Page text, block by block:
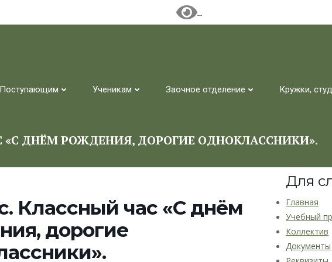
Поступающим Ученикам Заочное отделение Кружки,
«С ДНЁМ РОЖДЕНИЯ, ДОРОГИЕ ОДНОКЛАССНИКИ».
Классный час «С днём
дорогие
Для
Главная
Учебный
Коллектив
Документы